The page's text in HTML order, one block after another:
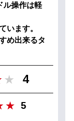
ル操作は軽
います。
め出来るタ
4
5